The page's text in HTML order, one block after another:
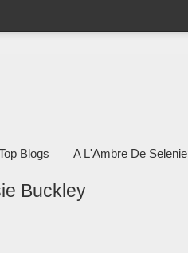
Blogs A L'Ambre De Selenie
Buckley